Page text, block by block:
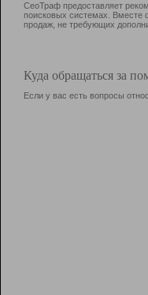
СеоТраф предоставляет
поисковых системах. Вместе
продаж, не требующих
Куда обращаться за
Если у вас есть вопросы